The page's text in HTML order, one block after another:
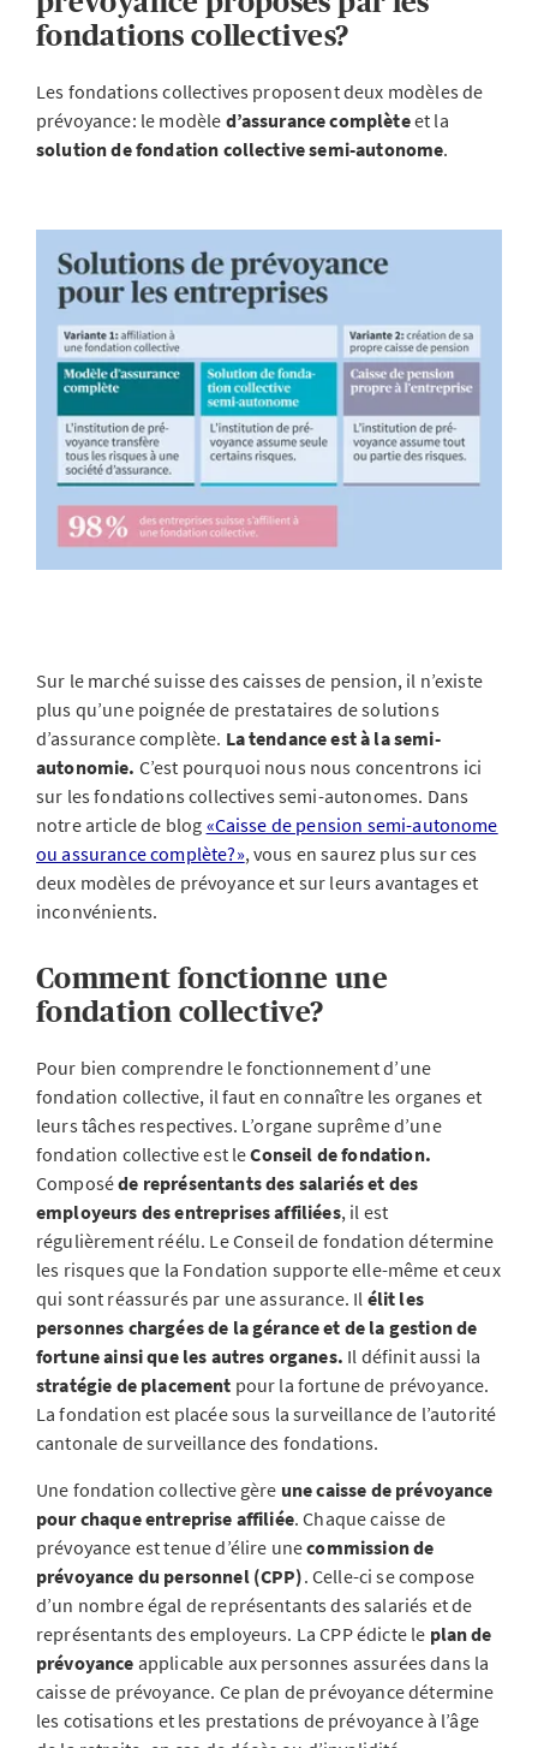
fondations collectives?
Les fondations collectives proposent deux modèles de
prévoyance: le modèle d’assurance complèteet la
solution de fondation collective semi-autonome.
Sur le marché suisse des caisses de pension, il n’existe
plus qu’une poignée de prestataires de solutions
d’assurance complète. La tendance est à la semi-
autonomie. C’est pourquoi nous nous concentrons ici
sur les fondations collectives semi-autonomes. Dans
notre article de blog «Caisse de pension semi-autonome
ou assurance complète?», vous en saurez plus sur ces
deux modèles de prévoyance et sur leurs avantages et
inconvénients.
Comment fonctionne une
fondation collective?
Pour bien comprendre le fonctionnement d’une
fondation collective, il faut en connaître les organes et
leurs tâches respectives. L’organe suprême d’une
fondation collective est leConseil de fondation.
Composéde représentants des salariés et des
employeurs des entreprises affiliées, il est
régulièrement réélu. Le Conseil de fondation détermine
les risques que la Fondation supporte elle-même et ceux
qui sont réassurés par une assurance. Il élit les
personnes chargées de la gérance et de la gestion de
fortune ainsi que les autres organes. Il définit aussi la
stratégie de placement pour la fortune de prévoyance.
La fondation est placée sous la surveillance de l’autorité
cantonale de surveillance des fondations.
Une fondation collective gère une caisse de prévoyance
pour chaque entreprise affiliée. Chaque caisse de
prévoyance est tenue d’élire unecommission de
prévoyance du personnel (CPP). Celle-ci se compose
d’un nombre égal de représentants des salariés et de
représentants des employeurs. La CPP édicte le plan de
prévoyance applicable aux personnes assurées dans la
caisse de prévoyance. Ce plan de prévoyance détermine
les cotisations et les prestations de prévoyance à l’âge